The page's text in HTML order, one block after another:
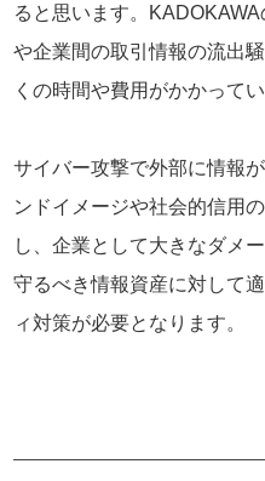
ると思います。
や企業間の取引情報の流出
くの時間や費用がかかってい
サイバー攻撃で外部に情報
ンドイメージや社会的信用
し、企業として大きなダメ
守るべき情報資産に対して
ィ対策が必要となります。